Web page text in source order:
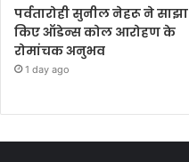
पर्वतारोही सुनील नेहरू ने साझा
किए ऑडेन्स कोल आरोहण के
रोमांचक अनुभव
1 day ago